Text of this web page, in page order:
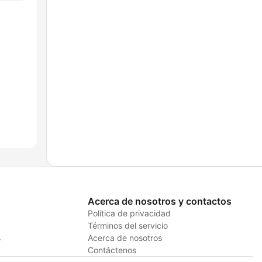
Acerca de nosotros y contactos
Política de privacidad
Términos del servicio
Acerca de nosotros
Contáctenos